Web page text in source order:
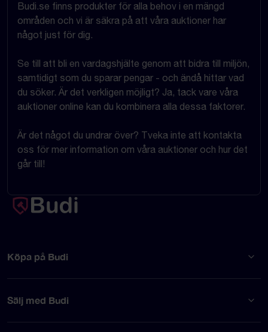
Budi.se finns produkter för alla behov i en mängd
områden och vi är säkra på att våra auktioner har
något just för dig.
Se till att bli en vardagshjälte genom att bidra till miljön,
samtidigt som du sparar pengar - och ändå hittar vad
du söker. Är det verkligen möjligt? Ja, tack vare våra
auktioner online kan du kombinera alla dessa faktorer.
Är det något du undrar över? Tveka inte att kontakta
oss för mer information om våra auktioner och hur det
går till!
Köpa på Budi
Sälj med Budi